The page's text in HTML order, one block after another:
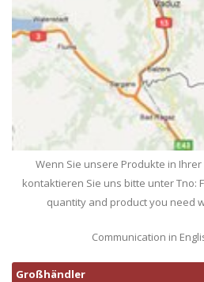
Wenn Sie unsere Produkte in
kontaktieren Sie uns bitte unter Tno:
quantity and product you need
Communication in
Großhändler